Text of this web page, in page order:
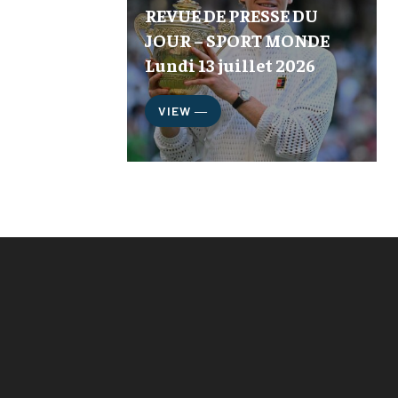
REVUE DE PRESSE DU
JOUR – SPORT MONDE
Lundi 13 juillet 2026
VIEW ―